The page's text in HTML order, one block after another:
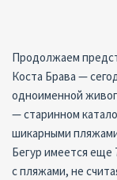
Продолжаем
Коста Брава —
одноименной
— старинном
шикарными
Бегур имеется еще
с пляжами, не